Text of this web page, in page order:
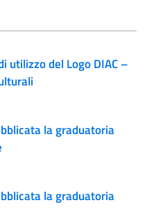
utilizzo del Logo DIAC –
la graduatoria
la graduatoria